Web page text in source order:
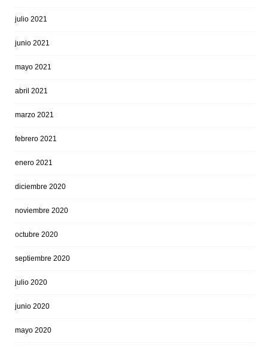
julio 2021
junio 2021
mayo 2021
abril 2021
marzo 2021
febrero 2021
enero 2021
diciembre 2020
noviembre 2020
octubre 2020
septiembre 2020
julio 2020
junio 2020
mayo 2020